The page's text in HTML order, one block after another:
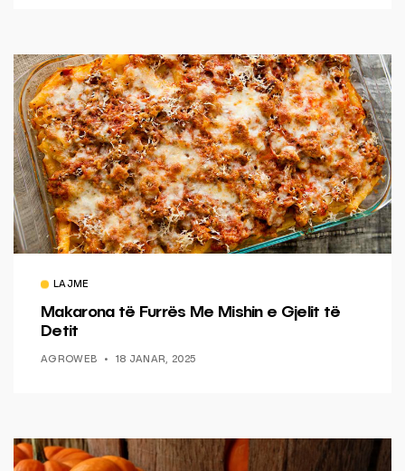
LAJME
Makarona të Furrës Me Mishin e Gjelit të
Detit
AGROWEB 18 JANAR, 2025